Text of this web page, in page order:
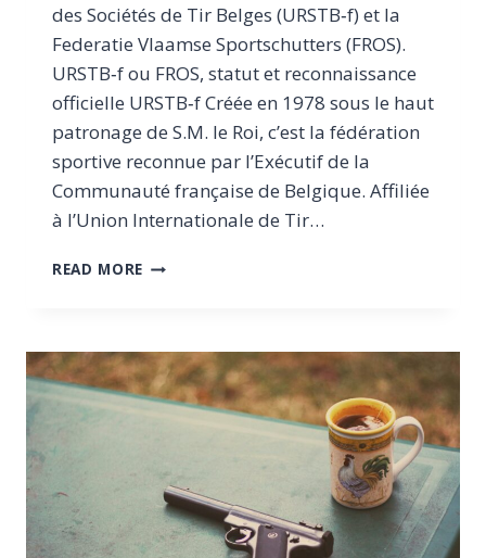
des Sociétés de Tir Belges (URSTB‑f) et la
Federatie Vlaamse Sportschutters (FROS).
URSTB‑f ou FROS, statut et reconnaissance
officielle URSTB‑f Créée en 1978 sous le haut
patronage de S.M. le Roi, c’est la fédération
sportive reconnue par l’Exécutif de la
Communauté française de Belgique. Affiliée
à l’Union Internationale de Tir…
READ MORE URSTB‑F
COMPARATIF
DES
FÉDÉRATIONS
BELGIQUE